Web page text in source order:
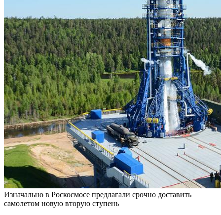
Изначально в Роскосмосе предлагали срочно доставить
самолетом новую вторую ступень